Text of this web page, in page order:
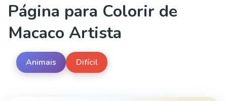
Página para Colorir de
Macaco Artista
Animais Difícil